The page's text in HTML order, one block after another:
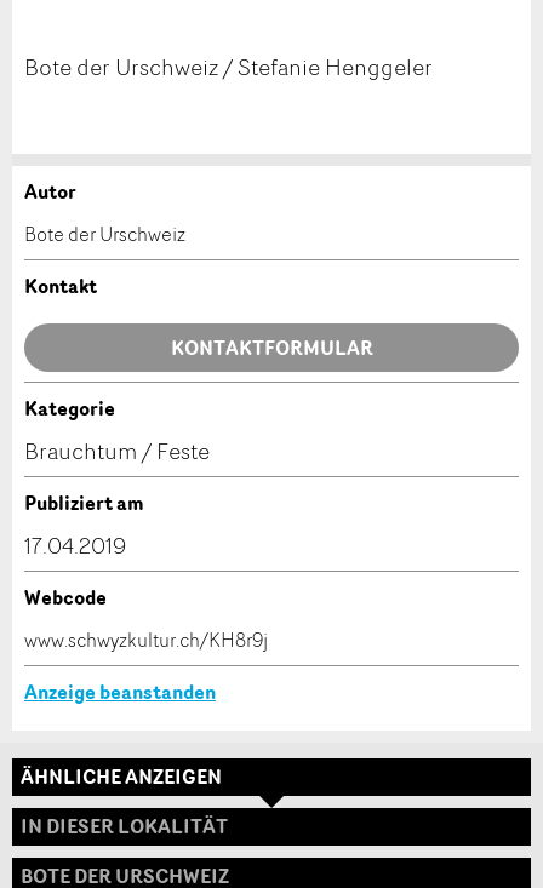
Bote der Urschweiz / Stefanie Henggeler
Anzeige beanstanden
Ihr Feedback wird sehr geschätzt!
Allgemeines Feedback
Anzeige nicht mehr gültig
Anzeige unvollständig
Anzeige weiterempfehlen
Empfehlen Sie diese Anzeige an Freunde weiter.
* Eingabe erforderlich
Autor
Bote der Urschweiz
Kontakt
KONTAKTFORMULAR
Kontakt
Verfassen Sie eine Nachricht für die Kontaktpersonen
Adresse
Kategorie
Brauchtum / Feste
Publiziert am
17.04.2019
Webcode
www.schwyzkultur.ch/KH8r9j
Anzeige beanstanden
ÄHNLICHE ANZEIGEN
IN DIESER LOKALITÄT
BOTE DER URSCHWEIZ